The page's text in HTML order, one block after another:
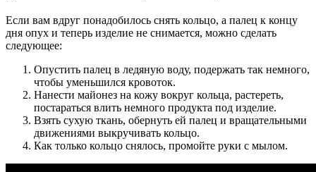
Если вам вдруг понадобилось снять кольцо, а палец к концу
дня опух и теперь изделие не снимается, можно сделать
следующее:
Опустить палец в ледяную воду, подержать так немного,
чтобы уменьшился кровоток.
Нанести майонез на кожу вокруг кольца, растереть,
постараться влить немного продукта под изделие.
Взять сухую ткань, обернуть ей палец и вращательными
движениями выкручивать кольцо.
Как только кольцо снялось, промойте руки с мылом.